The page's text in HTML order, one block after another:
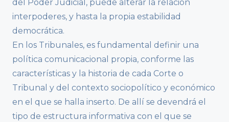
del Poder Judicial, puede alterar la relación
interpoderes, y hasta la propia estabilidad
democrática.
En los Tribunales, es fundamental definir una
política comunicacional propia, conforme las
características y la historia de cada Corte o
Tribunal y del contexto sociopolítico y económico
en el que se halla inserto. De allí se devendrá el
tipo de estructura informativa con el que se